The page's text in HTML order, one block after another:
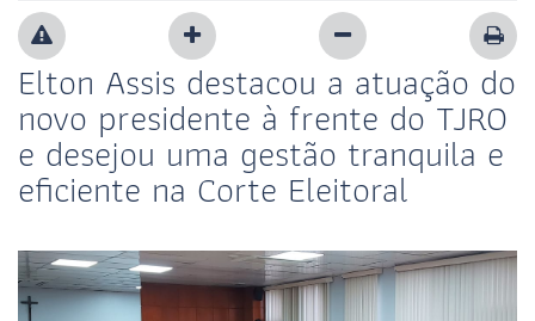
Elton Assis destacou a atuação do
novo presidente à frente do TJRO
e desejou uma gestão tranquila e
eficiente na Corte Eleitoral